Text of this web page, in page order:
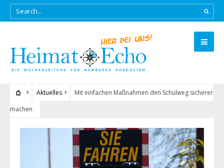
Aktuelles
Mit einfachen Maßnahmen den Schulweg sicherer
machen